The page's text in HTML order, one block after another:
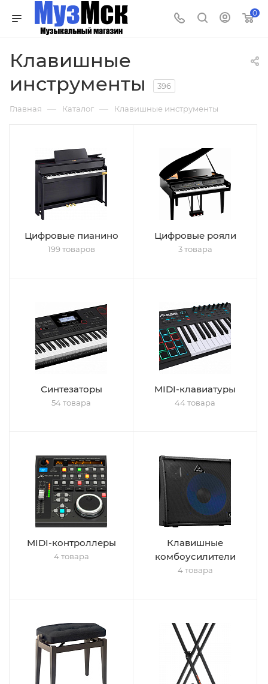
0
Клавишные
инструменты
396
Главная — Каталог — Клавишные инструменты
Цифровые пианино
199 товаров
Цифровые рояли
3 товара
Синтезаторы
54 товара
MIDI-клавиатуры
44 товара
MIDI-контроллеры
4 товара
Клавишные
комбоусилители
4 товара